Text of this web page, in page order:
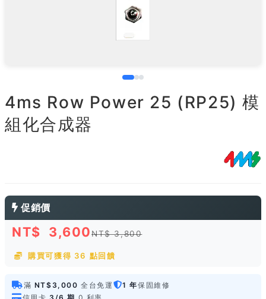
4ms Row Power 25 (RP25) 模
組化合成器
促銷價
NT$ 3,600NT$ 3,800
購買可獲得 36 點回饋
滿 NT$3,000 全台免運 1 年保固維修